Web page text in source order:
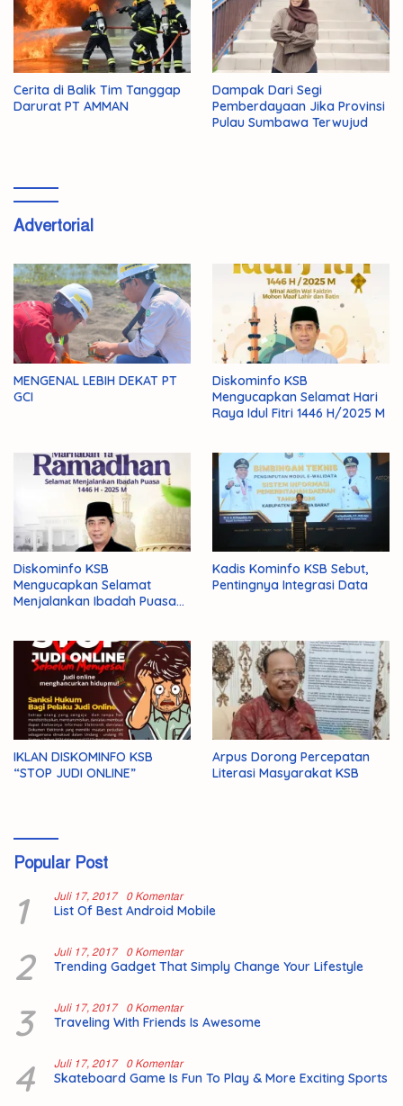
Cerita di Balik Tim Tanggap
Darurat PT AMMAN
Dampak Dari Segi
Pemberdayaan Jika Provinsi
Pulau Sumbawa Terwujud
Advertorial
MENGENAL LEBIH DEKAT PT
GCI
Diskominfo KSB
Mengucapkan Selamat Hari
Raya Idul Fitri 1446 H/2025 M
Diskominfo KSB
Mengucapkan Selamat
Menjalankan Ibadah Puasa
Kadis Kominfo KSB Sebut,
Pentingnya Integrasi Data
IKLAN DISKOMINFO KSB
“STOP JUDI ONLINE”
Arpus Dorong Percepatan
Literasi Masyarakat KSB
Popular Post
1 Juli 17, 2017 0 Komentar
List Of Best Android Mobile
2 Juli 17, 2017 0 Komentar
Trending Gadget That Simply Change Your Lifestyle
3 Juli 17, 2017 0 Komentar
Traveling With Friends Is Awesome
4 Juli 17, 2017 0 Komentar
Skateboard Game Is Fun To Play & More Exciting Sports